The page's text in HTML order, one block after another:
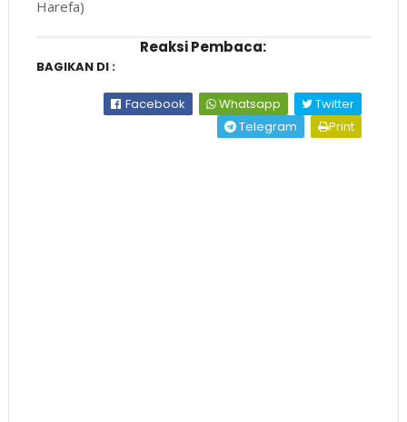
Harefa)
Reaksi Pembaca:
BAGIKAN DI :
Facebook Whatsapp
Twitter
Telegram
Print